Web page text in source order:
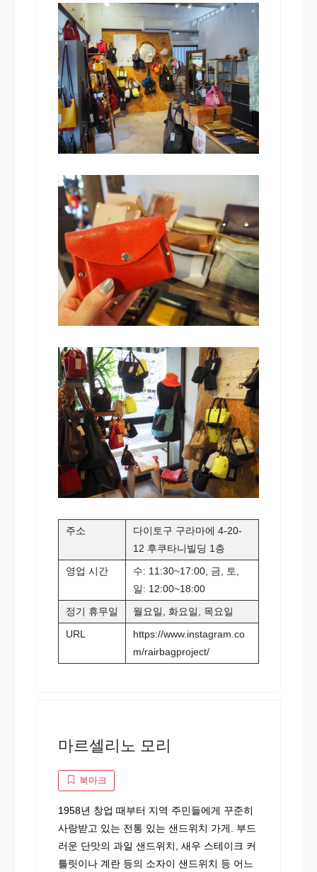
주소
다이토구 구라마에 4-20-
12 후쿠타니빌딩 1층
영업 시간
수: 11:30~17:00, 금, 토,
일: 12:00~18:00
정기 휴무일
월요일, 화요일, 목요일
URL
https://www.instagram.co
m/rairbagproject/
마르셀리노 모리
북마크
1958년 창업 때부터 지역 주민들에게 꾸준히
사랑받고 있는 전통 있는 샌드위치 가게. 부드
러운 단맛의 과일 샌드위치, 새우 스테이크 커
틀릿이나 계란 등의 소자이 샌드위치 등 어느